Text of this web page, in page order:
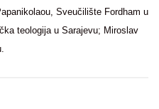
Sveučilište Fordham u
teologija u Sarajevu; Miroslav